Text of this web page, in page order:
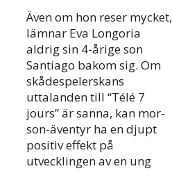
Även om hon reser mycket,
lämnar Eva Longoria
aldrig sin 4-årige son
Santiago bakom sig. Om
skådespelerskans
uttalanden till “Télé 7
jours” är sanna, kan mor-
son-äventyr ha en djupt
positiv effekt på
utvecklingen av en ung